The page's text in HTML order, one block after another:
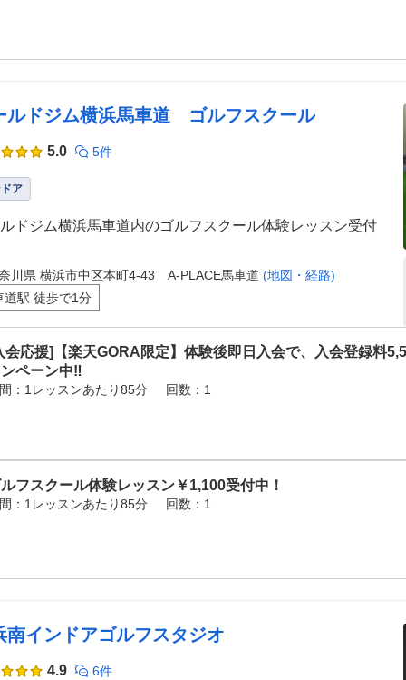
ルドジム横浜馬車道 ゴルフスクール
5.0 5件
ア
ドジム横浜馬車道内のゴルフスクール体験レッスン受付
川県 横浜市中区本町4-43 A-PLACE馬車道 (地図・経路)
道駅 徒歩で1分
会応援]【楽天GORA限定】体験後即日入会で、入会登録料
ペーン中‼
：1レッスンあたり85分 回数：1
フスクール体験レッスン￥1,100受付中！
：1レッスンあたり85分 回数：1
南インドアゴルフスタジオ
4.9 6件